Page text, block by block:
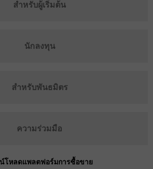
สำหรับผู้เริ่มต้น
นักลงทุน
สำหรับพันธมิตร
ความร่วมมือ
โหลดแพลตฟอร์มการซื้อขาย